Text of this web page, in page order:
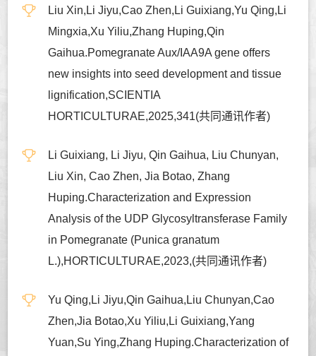
Liu Xin,Li Jiyu,Cao Zhen,Li Guixiang,Yu Qing,Li
Mingxia,Xu Yiliu,Zhang Huping,Qin
Gaihua.Pomegranate Aux/IAA9A gene offers
new insights into seed development and tissue
lignification,SCIENTIA
HORTICULTURAE,2025,341(共同通讯作者)
Li Guixiang, Li Jiyu, Qin Gaihua, Liu Chunyan,
Liu Xin, Cao Zhen, Jia Botao, Zhang
Huping.Characterization and Expression
Analysis of the UDP Glycosyltransferase Family
in Pomegranate (Punica granatum
L.),HORTICULTURAE,2023,(共同通讯作者)
Yu Qing,Li Jiyu,Qin Gaihua,Liu Chunyan,Cao
Zhen,Jia Botao,Xu Yiliu,Li Guixiang,Yang
Yuan,Su Ying,Zhang Huping.Characterization of